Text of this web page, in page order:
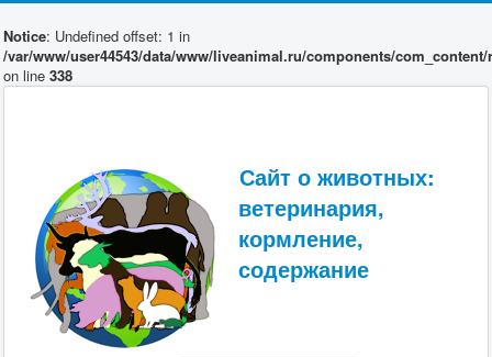
Notice: Undefined offset: 1 in
/var/www/user44543/data/www/liveanimal.ru/components/
on line 338
Сайт о животных:
ветеринария,
кормление,
содержание